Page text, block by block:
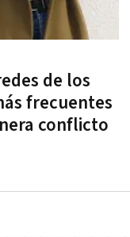
de los
frecuentes
conflicto